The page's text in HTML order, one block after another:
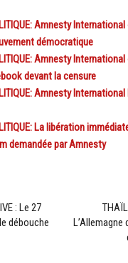
Amnesty
démocratique
Amnesty
devant la censure
Amnesty
La libération
demandée par Amnesty
: Le 27
débouche